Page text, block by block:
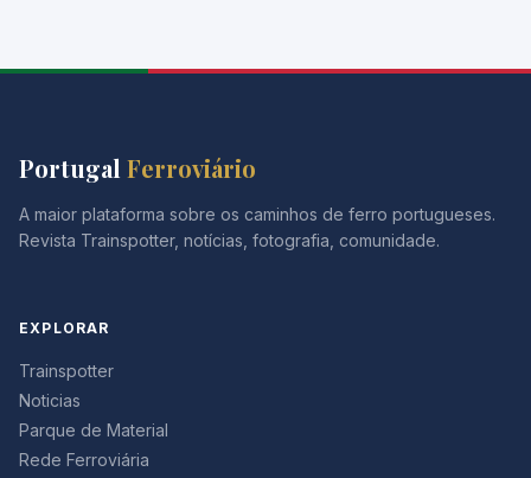
Portugal Ferroviário
A maior plataforma sobre os caminhos de ferro portugueses.
Revista Trainspotter, notícias, fotografia, comunidade.
EXPLORAR
Trainspotter
Noticias
Parque de Material
Rede Ferroviária